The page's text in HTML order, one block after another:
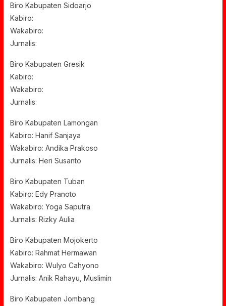
Biro Kabupaten Sidoarjo
Kabiro:
Wakabiro:
Jurnalis:
Biro Kabupaten Gresik
Kabiro:
Wakabiro:
Jurnalis:
Biro Kabupaten Lamongan
Kabiro: Hanif Sanjaya
Wakabiro: Andika Prakoso
Jurnalis: Heri Susanto
Biro Kabupaten Tuban
Kabiro: Edy Pranoto
Wakabiro: Yoga Saputra
Jurnalis: Rizky Aulia
Biro Kabupaten Mojokerto
Kabiro: Rahmat Hermawan
Wakabiro: Wulyo Cahyono
Jurnalis: Anik Rahayu, Muslimin
Biro Kabupaten Jombang